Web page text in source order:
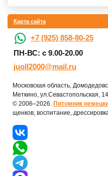
Карта сайта
+7 (925) 858-80-25
ПН-ВС: с 9.00-20.00
juoll2000@mail.ru
Московская область,
Меткино, ул.Севастопольская,
© 2006–2026. Питомник
щенков, воспитание,